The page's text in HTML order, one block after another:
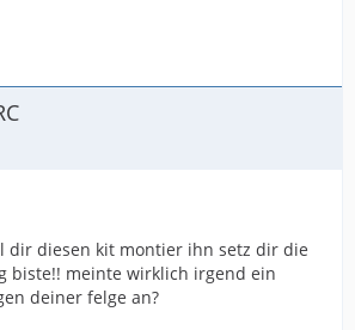
dir diesen kit montier ihn setz dir die
biste!! meinte wirklich irgend ein
deiner felge an?